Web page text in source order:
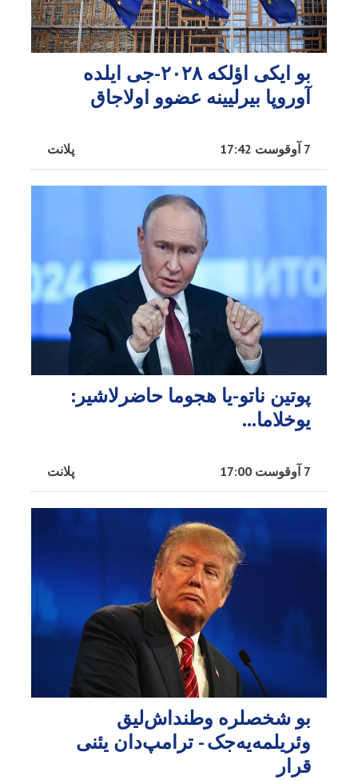
بو ایکی اؤلکه ۲۰۲۸-جی ایلده
آوروپا بیرلیینه عضوو اولاجاق
پلانت 7 آوقوست 17:42
پوتین ناتو-یا هجوما حاضرلاشیر:
یوخلاما...
پلانت 7 آوقوست 17:00
بو شخصلره وطنداش‌لیق
وئریلمه‌یه‌جک - ترامپ‌دان یئنی
قرار